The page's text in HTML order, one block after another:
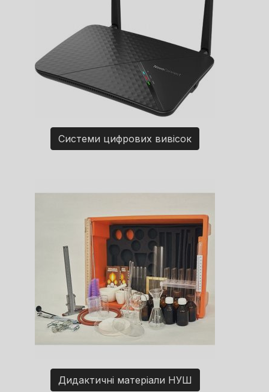
Системи цифрових вивісок
Дидактичні матеріали НУШ